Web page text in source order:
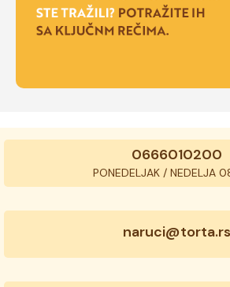
0666010200
PONEDELJAK / NEDELJA
naruci@torta.rs